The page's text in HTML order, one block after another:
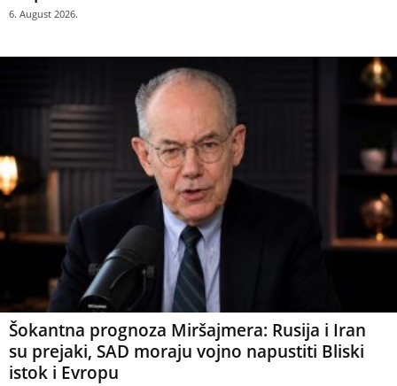
6. August 2026.
Šokantna prognoza Miršajmera: Rusija i Iran
su prejaki, SAD moraju vojno napustiti Bliski
istok i Evropu